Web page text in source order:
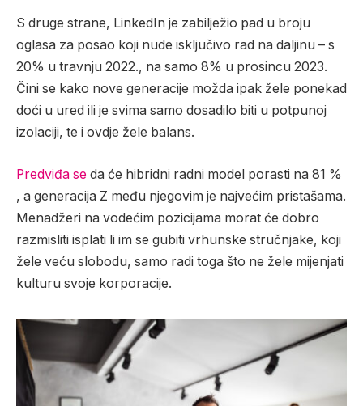
S druge strane, LinkedIn je zabilježio pad u broju
oglasa za posao koji nude isključivo rad na daljinu – s
20% u travnju 2022., na samo 8% u prosincu 2023.
Čini se kako nove generacije možda ipak žele ponekad
doći u ured ili je svima samo dosadilo biti u potpunoj
izolaciji, te i ovdje žele balans.
Predviđa se da će hibridni radni model porasti na 81 %
, a generacija Z među njegovim je najvećim pristašama.
Menadžeri na vodećim pozicijama morat će dobro
razmisliti isplati li im se gubiti vrhunske stručnjake, koji
žele veću slobodu, samo radi toga što ne žele mijenjati
kulturu svoje korporacije.